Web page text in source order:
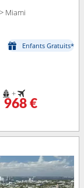
Miami
Enfants Gratuits*
+
968 €